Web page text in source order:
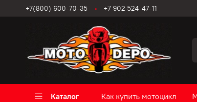
+7(800) 600-70-35 +7 902 524-47-11
Каталог Как купить мотоцикл